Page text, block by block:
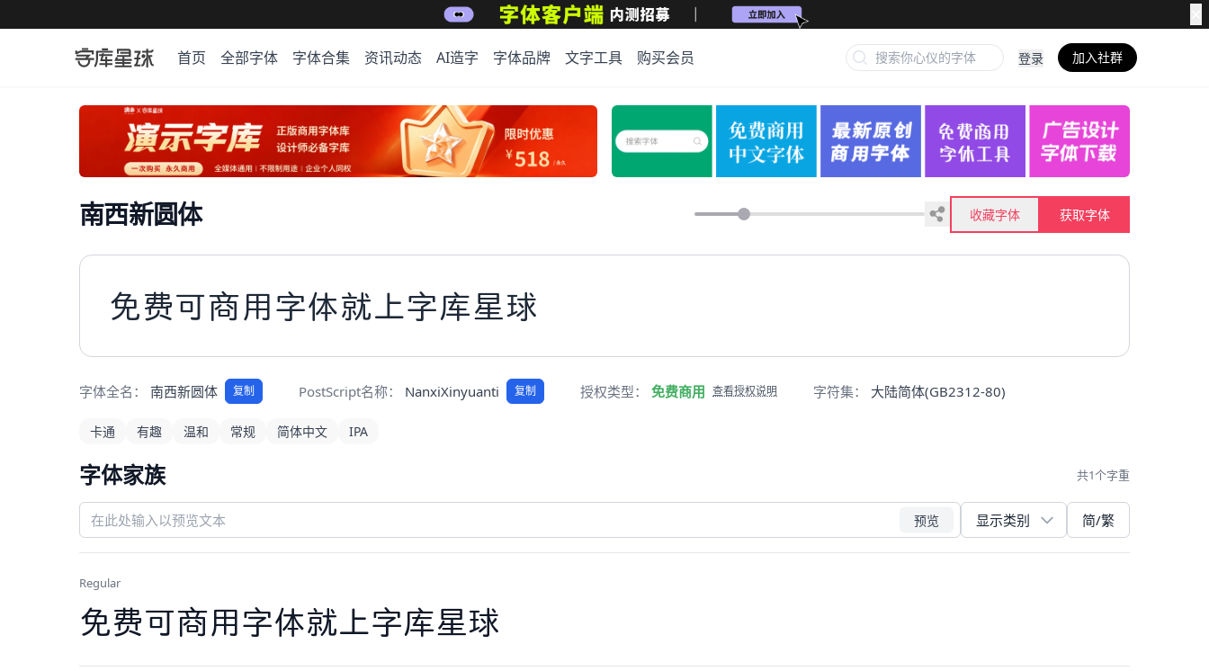
首页 全部字体 字体合集 资讯动态 AI造字 字体品牌 文字工具 购买会员 登录 加入社群
南西新圆体 收藏字体 获取字体
免费可商用字体就上字库星球
字体全名： 南西新圆体 复制 PostScript名称： NanxiXinyuanti 复制 授权类型： 免费商用 查看授权说明 字符集： 大陆简体(GB2312-80)
卡通 有趣 温和 常规 简体中文 IPA
字体家族 共1个字重
预览 简/繁
Regular
免费可商用字体就上字库星球